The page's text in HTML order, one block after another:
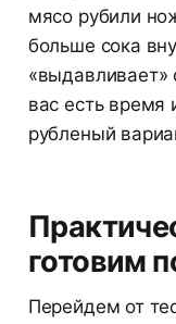
мясо рубили
больше сока
«выдавливает»
вас есть
рубленый
готовим
Перейдем от